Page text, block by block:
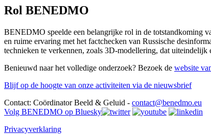
Rol BENEDMO
BENEDMO speelde een belangrijke rol in de totstandkoming
en ruime ervaring met het factchecken van Russische
technieken te verkennen, zoals 3D-modellering, dat
Benieuwd naar het volledige onderzoek? Bezoek de website
Blijf op de hoogte van onze activiteiten via de nieuwsbrief
Contact: Coördinator Beeld & Geluid - contact@benedmo.eu
Volg BENEDMO op Bluesky
Privacyverklaring